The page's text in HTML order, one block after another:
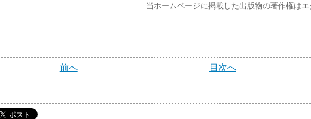
当ホームページに掲載した出版物の著作権は
前へ 目次へ